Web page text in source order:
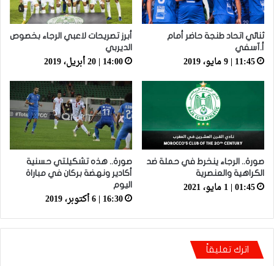
ثنائي اتحاد طنجة حاضر أمام
أ.آسفي
11:45 | 9 مايو، 2019
أبرز تصريحات لاعبي الرجاء بخصوص
الديربي
14:00 | 20 أبريل، 2019
صورة.. الرجاء ينخرط في حملة ضد
الكراهية والعنصرية
01:45 | 1 مايو، 2021
صورة.. هذه تشكيلتي حسنية
أكادير ونهضة بركان في مباراة
اليوم
16:30 | 6 أكتوبر، 2019
اترك تعليقاً